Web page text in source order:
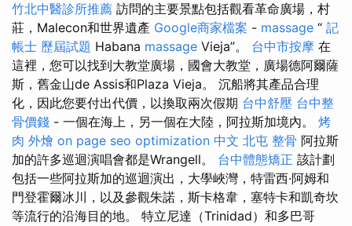
竹北中醫診所推薦 訪問的主要景點包括觀看革命廣場，村
莊，Malecon和世界遺產 Google商家檔案 - massage “ 記
帳士 歷屆試題 Habana massage Vieja”。 台中市按摩 在
這裡，您可以找到大教堂廣場，國會大教堂，廣場德阿爾薩
斯，舊金山de Assis和Plaza Vieja。 沉船將其產品合理
化，因此您要付出代價，以換取兩次假期 台中舒壓 台中整
骨價錢 - 一個在海上，另一個在大陸，阿拉斯加境內。 烤
肉 外燴 on page seo optimization 中文 北屯 整骨 阿拉斯
加的許多巡迴演唱會都是Wrangell。 台中體態矯正 該計劃
包括一些阿拉斯加的巡迴演出，大學峽灣，特雷西·阿姆和
門登霍爾冰川，以及參觀朱諾，斯卡格韋，塞特卡和凱奇坎
等流行的沿海目的地。 特立尼達（Trinidad）和多巴哥